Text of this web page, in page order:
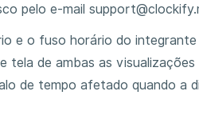
pelo e-mail
e o fuso horário do integrante
tela de ambas as visualizações
de tempo afetado quando a